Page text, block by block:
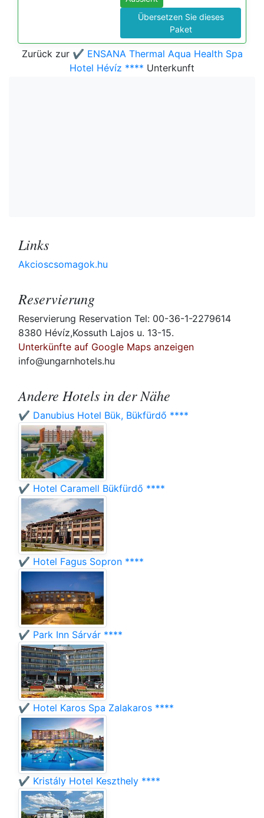
Übersetzen Sie dieses
Paket
Zurück zur ✔️ ENSANA Thermal Aqua Health Spa
Hotel Hévíz **** Unterkunft
Links
Akcioscsomagok.hu
Reservierung
Reservierung Reservation Tel: 00-36-1-2279614
8380 Hévíz,Kossuth Lajos u. 13-15.
Unterkünfte auf Google Maps anzeigen
info@ungarnhotels.hu
Andere Hotels in der Nähe
✔️ Danubius Hotel Bük, Bükfürdő ****
✔️ Hotel Caramell Bükfürdő ****
✔️ Hotel Fagus Sopron ****
✔️ Park Inn Sárvár ****
✔️ Hotel Karos Spa Zalakaros ****
✔️ Kristály Hotel Keszthely ****